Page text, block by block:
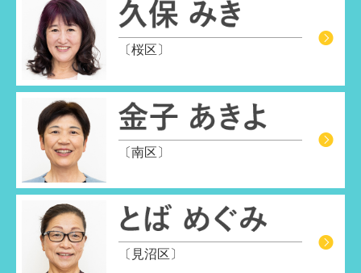
〔桜区〕
〔南区〕
〔見沼区〕